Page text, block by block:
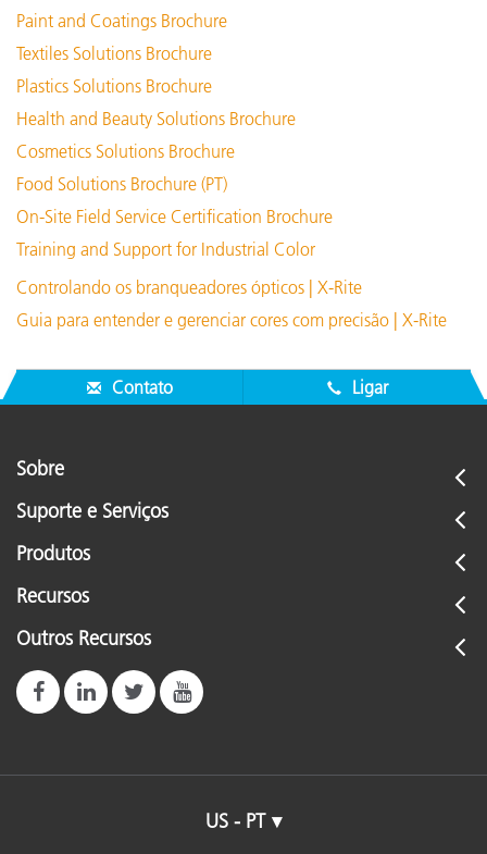
Paint and Coatings Brochure
Textiles Solutions Brochure
Plastics Solutions Brochure
Health and Beauty Solutions Brochure
Cosmetics Solutions Brochure
Food Solutions Brochure (PT)
On-Site Field Service Certification Brochure
Training and Support for Industrial Color
Controlando os branqueadores ópticos | X-Rite
Guia para entender e gerenciar cores com precisão | X-Rite
Contato Ligar
Sobre
Suporte e Serviços
Produtos
Recursos
Outros Recursos
US - PT